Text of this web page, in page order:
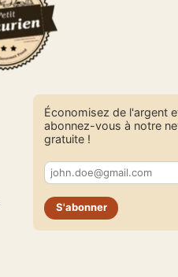
Économisez de l'argent
abonnez-vous à notre
gratuite !
S'abonner